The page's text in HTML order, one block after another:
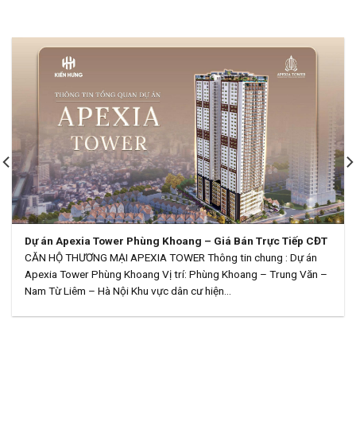
Dự án Apexia Tower Phùng Khoang – Giá Bán Trực Tiếp CĐT
CĂN HỘ THƯƠNG MẠI APEXIA TOWER Thông tin chung : Dự án
Apexia Tower Phùng Khoang Vị trí: Phùng Khoang – Trung Văn –
Nam Từ Liêm – Hà Nội Khu vực dân cư hiện...